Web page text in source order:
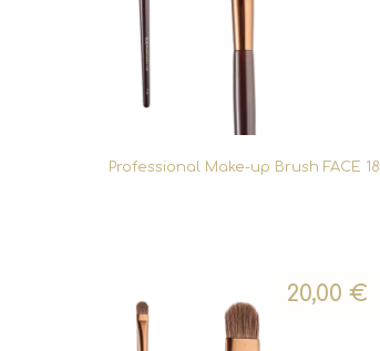
Professional Make-up Brush FACE 18
20,00€